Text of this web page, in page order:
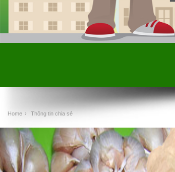
Home › Thông tin chia sẻ